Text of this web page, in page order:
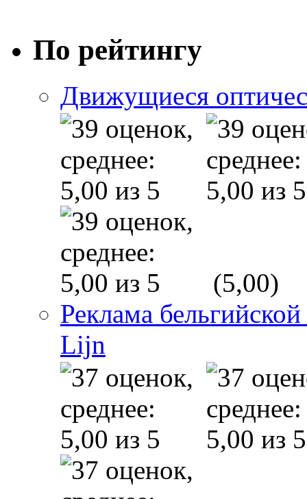
По рейтингу
Движущиеся
(5,00)
Реклама
Lijn